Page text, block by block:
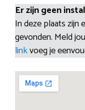
Er zijn geen
In deze plaats zijn
gevonden. Meld
linkvoeg je